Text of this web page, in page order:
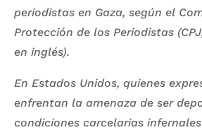
periodistas en Gaza, según el
Protección de los Periodistas
en inglés).
En Estados Unidos, quienes
enfrentan la amenaza de ser
condiciones carcelarias